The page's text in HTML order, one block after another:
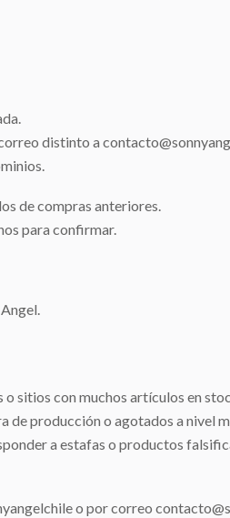
distinto a
de compras anteriores.
para confirmar.
sitios con muchos artículos en
producción o agotados a nivel
a estafas o productos
o por correo